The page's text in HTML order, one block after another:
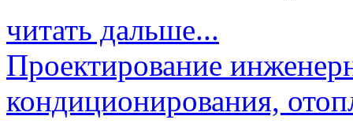
читать дальше...
Проектирование
кондиционирования,